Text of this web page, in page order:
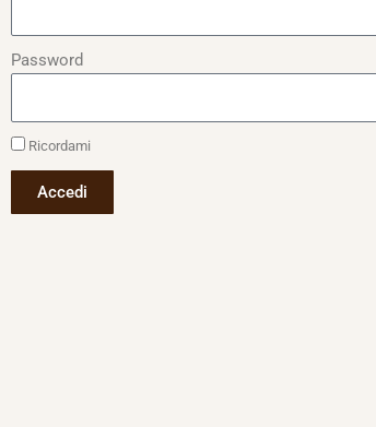
Password
Ricordami
Accedi